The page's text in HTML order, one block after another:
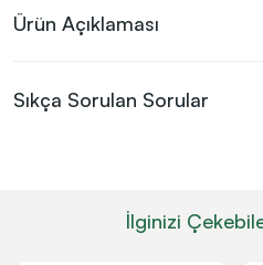
Ürün Açıklaması
Sıkça Sorulan Sorular
İlginizi